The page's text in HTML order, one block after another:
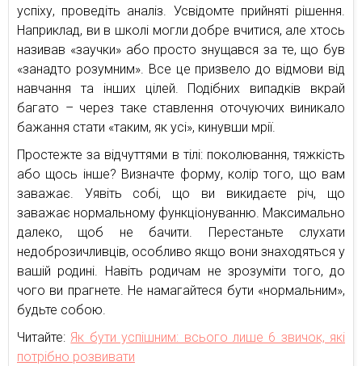
успіху, проведіть аналіз. Усвідомте прийняті рішення.
Наприклад, ви в школі могли добре вчитися, але хтось
називав «заучки» або просто знущався за те, що був
«занадто розумним». Все це призвело до відмови від
навчання та інших цілей. Подібних випадків вкрай
багато – через таке ставлення оточуючих виникало
бажання стати «таким, як усі», кинувши мрії.
Простежте за відчуттями в тілі: поколювання, тяжкість
або щось інше? Визначте форму, колір того, що вам
заважає. Уявіть собі, що ви викидаєте річ, що
заважає нормальному функціонуванню. Максимально
далеко, щоб не бачити. Перестаньте слухати
недоброзичливців, особливо якщо вони знаходяться у
вашій родині. Навіть родичам не зрозуміти того, до
чого ви прагнете. Не намагайтеся бути «нормальним»,
будьте собою.
Читайте: Як бути успішним: всього лише 6 звичок, які
потрібно розвивати